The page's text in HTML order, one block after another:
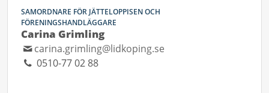
SAMORDNARE FÖR JÄTTELOPPISEN OCH
FÖRENINGSHANDLÄGGARE
Carina Grimling
carina.grimling@lidkoping.se
0510-77 02 88